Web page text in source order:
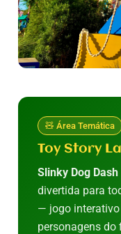
🧸 Área Temática
Toy Story
Slinky Dog Dash
divertida para
— jogo
personagens do